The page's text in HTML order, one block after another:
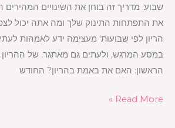
שבוע. מדריך זה בוחן את השינויים
את התפתחות התינוק שלך ומה אתה יכול
הריון לפי שבועות' מעצימה ידע לאמהות
במסע המרגש, ולעתים גם מאתגר, של
הראשון: האם את באמת בהריון? החודש
Read More »